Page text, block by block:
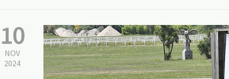
10
NOV
2024